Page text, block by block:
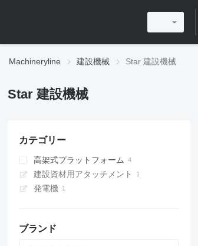
Machineryline 建設機械 Star 建設機械
Star 建設機械
カテゴリー
高架式プラットフォーム
マスト昇降プラットフォーム
バケットトラック
建設資材用アタッチメント
発電機
ブランド